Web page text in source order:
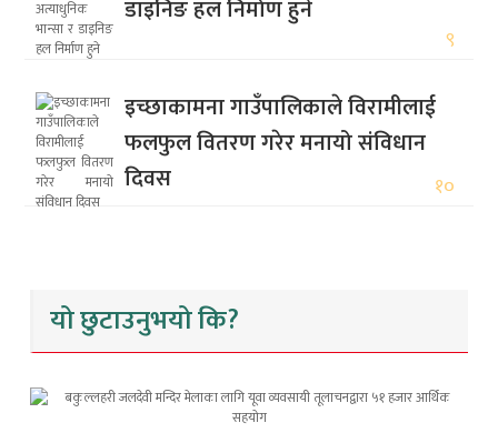
डाइनिङ हल निर्माण हुने
९
इच्छाकामना गाउँपालिकाले विरामीलाई
फलफुल वितरण गरेर मनायो संविधान
दिवस
१०
यो छुटाउनुभयो कि?